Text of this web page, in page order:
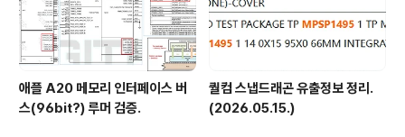
애플 A20 메모리 인터페이스 버
스(96bit?) 루머 검증.
퀄컴 스냅드래곤 유출정보 정리.
(2026.05.15.)